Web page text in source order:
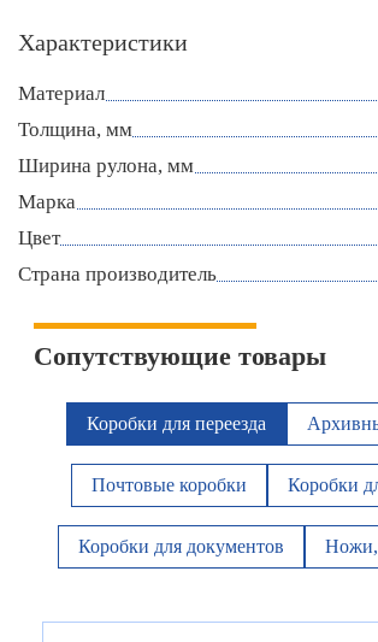
Характеристики
Материал
Толщина, мм
Ширина рулона, мм
Марка
Цвет
Страна производитель
Сопутствующие товары
Коробки для переезда
Почтовые коробки Коробки
Коробки для документов